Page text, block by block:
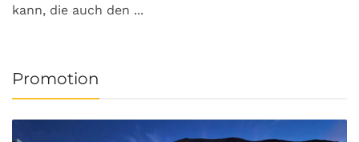
kann, die auch den ...
Promotion